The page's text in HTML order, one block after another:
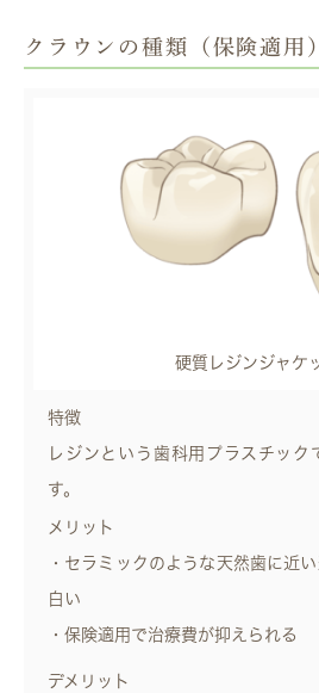
クラウンの種類（保険適用）
硬質レジンジャケ
特徴
レジンという歯科用プラスチック
す。
メリット
・セラミックのような天然歯に近
白い
・保険適用で治療費が抑えられる
デメリット